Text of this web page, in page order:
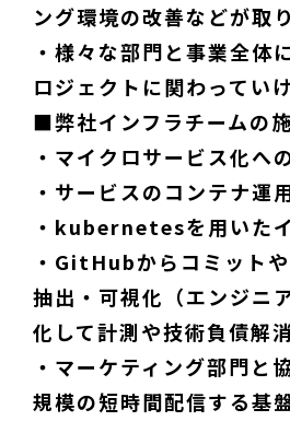
ング環境の改善などが取
・様々な部門と事業全体
ロジェクトに関わってい
■弊社インフラチームの
・マイクロサービス化へ
・サービスのコンテナ運
・kubernetesを用いた
・GitHubからコミット
抽出・可視化（エンジニ
化して計測や技術負債解
・マーケティング部門と
規模の短時間配信する基